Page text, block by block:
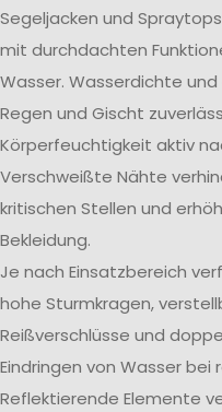
Segeljacken und
mit durchdachten
Wasser. Wasserdichte
Regen und Gischt
Körperfeuchtigkeit aktiv
Verschweißte Nähte
kritischen Stellen und
Bekleidung.
Je nach Einsatzbereich
hohe Sturmkragen,
Reißverschlüsse und
Eindringen von Wasser bei
Reflektierende Elemente